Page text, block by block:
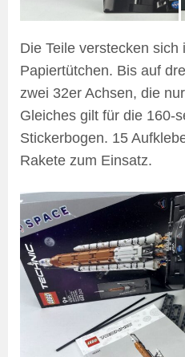
Die Teile verstecken sich
Papiertütchen. Bis auf
zwei 32er Achsen, die
Gleiches gilt für die 160-
Stickerbogen. 15
Rakete zum Einsatz.